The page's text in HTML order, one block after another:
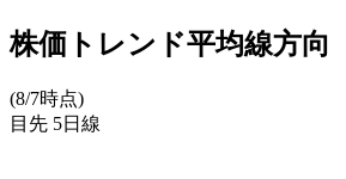
株価トレンド平均線方向
(8/7時点)
目先 5日線